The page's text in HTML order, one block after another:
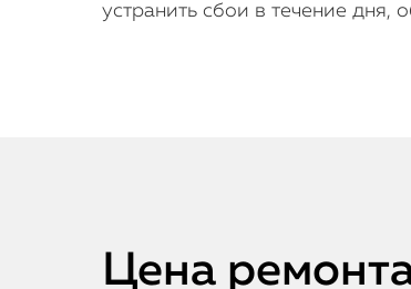
устранить сбои в течение дня,
Цена